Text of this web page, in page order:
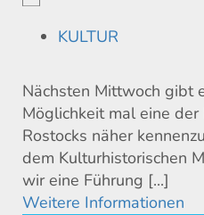
KULTUR
Nächsten Mittwoch gibt
Möglichkeit mal eine
Rostocks näher
dem Kulturhistorischen
wir eine Führung [...]
Weitere Informationen